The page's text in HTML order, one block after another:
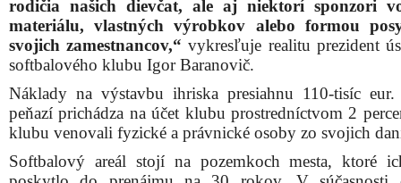
rodičia našich dievčat, ale aj niektorí sponzori
materiálu, vlastných výrobkov alebo formou
svojich zamestnancov,“ vykresľuje realitu prezident
softbalového klubu Igor Baranovič.
Náklady na výstavbu ihriska presiahnu 110-tisíc eur.
peňazí prichádza na účet klubu prostredníctvom 2
klubu venovali fyzické a právnické osoby zo svojich
Softbalový areál stojí na pozemkoch mesta, ktoré